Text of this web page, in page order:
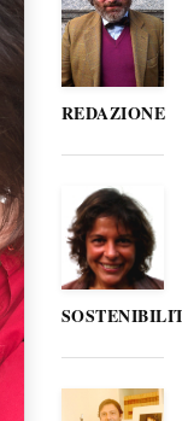
REDAZIONE